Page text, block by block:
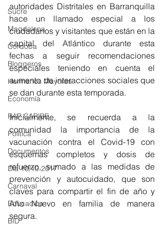
Sucre
Magdalena
Córdoba
Bloggeros
Hermanos Mayores
Economía
RAP CARIBE
Política
Documentos
Día 10/10 2017
Carnaval
Educación
BID
autoridades Distritales en Barranquilla
hace un llamado especial a los
ciudadanos y visitantes que están en la
capital del Atlántico durante esta
fechas a seguir recomendaciones
especiales teniendo en cuenta el
aumento de interacciones sociales que
se dan durante esta temporada.
Inicialmente, se recuerda a la
comunidad la importancia de la
vacunación contra el Covid-19 con
esquemas completos y dosis de
refuerzo, sumado a las medidas de
prevención y autocuidado, que son
claves para compartir el fin de año y
Año Nuevo en familia de manera
segura.